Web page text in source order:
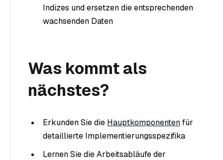
Indizes und ersetzen die entsprechenden
wachsenden Daten
Was kommt als
nächstes?
Erkunden Sie die Hauptkomponentenfür
detaillierte Implementierungsspezifika
Lernen Sie die Arbeitsabläufe der